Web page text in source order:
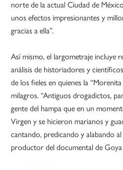
norte de la actual Ciudad de
unos efectos impresionantes y
gracias a ella”.
Así mismo, el largometraje incluye
análisis de historiadores y
de los fieles en quienes la
milagros. “Antiguos drogadictos,
gente del hampa que en un
Virgen y se hicieron marianos y
cantando, predicando y alabando
productor del documental de